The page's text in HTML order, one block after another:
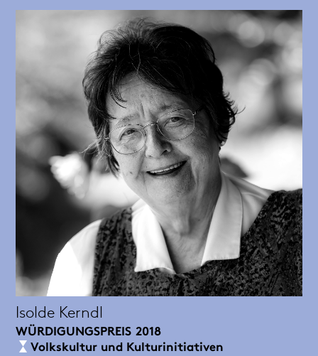
Isolde Kerndl
WÜRDIGUNGSPREIS 2018
Volkskultur und Kulturinitiativen